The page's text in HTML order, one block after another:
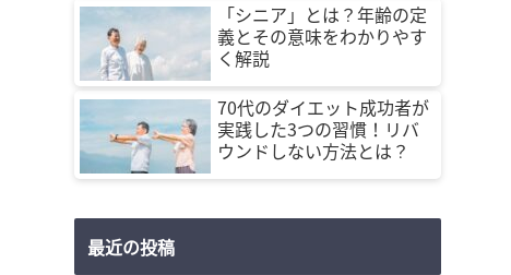
「シニア」とは？年齢の定
義とその意味をわかりやす
く解説
70代のダイエット成功者が
実践した3つの習慣！リバ
ウンドしない方法とは？
最近の投稿